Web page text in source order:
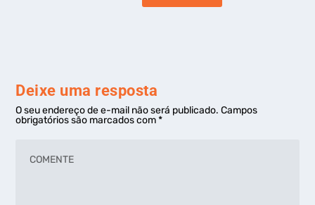
Deixe uma resposta
O seu endereço de e-mail não será publicado. Campos
obrigatórios são marcados com*